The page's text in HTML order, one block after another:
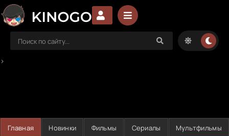
>
Главная Новинки Фильмы Сериалы Мультфильмы